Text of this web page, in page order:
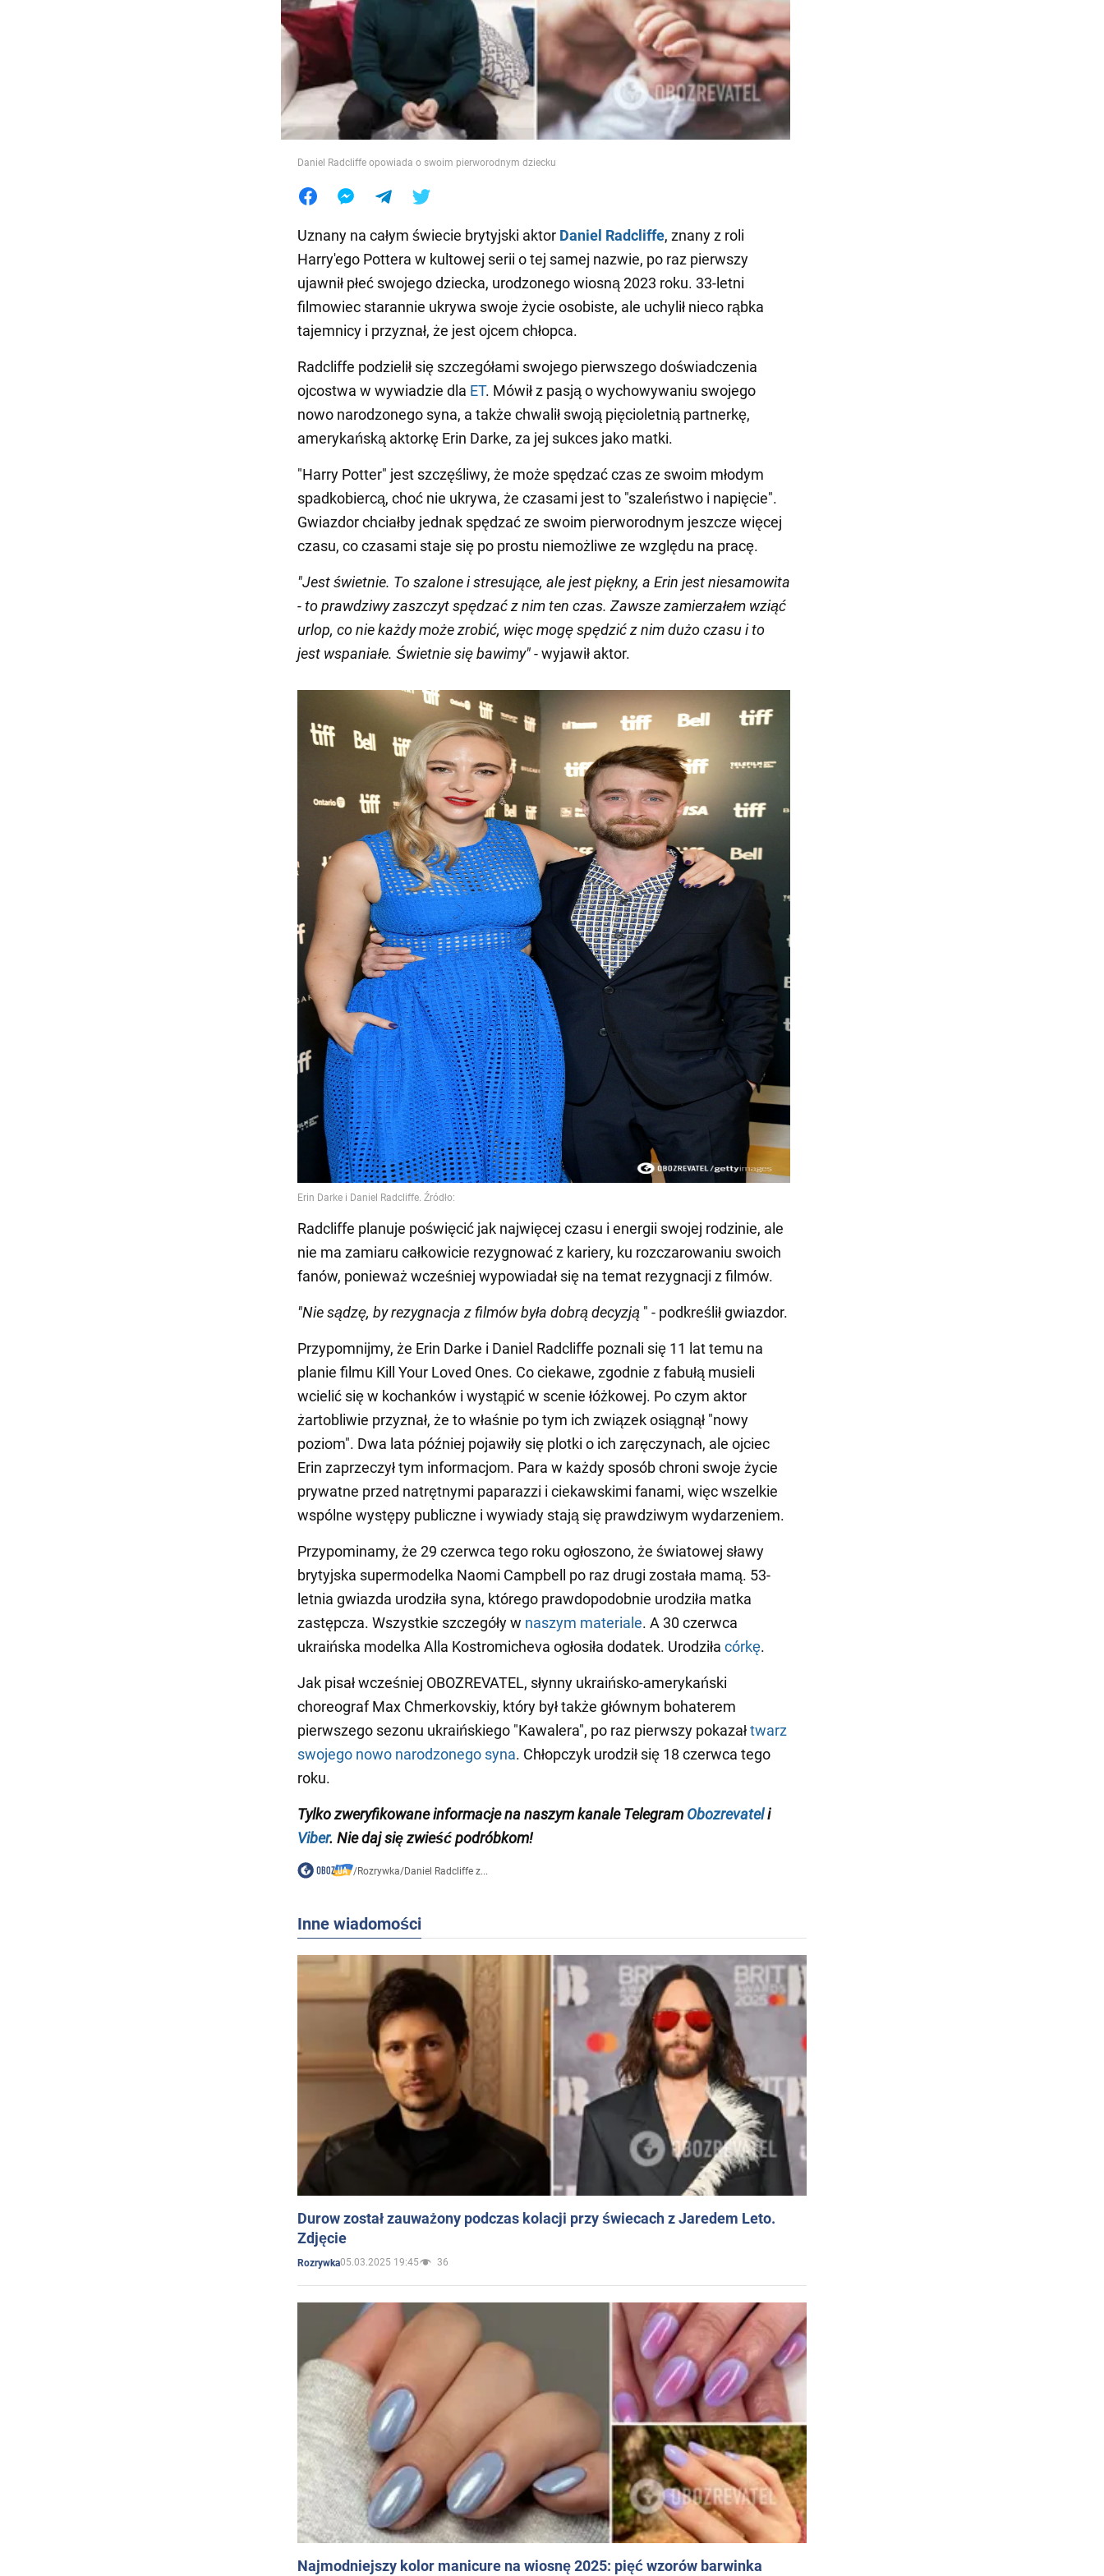
Jedzenie
Daniel Radcliffe opowiada o swoim pierworodnym dziecku
Uznany na całym świecie brytyjski aktor Daniel Radcliffe, znany z roli
Harry'ego Pottera w kultowej serii o tej samej nazwie, po raz pierwszy
ujawnił płeć swojego dziecka, urodzonego wiosną 2023 roku. 33-letni
filmowiec starannie ukrywa swoje życie osobiste, ale uchylił nieco rąbka
tajemnicy i przyznał, że jest ojcem chłopca.
Radcliffe podzielił się szczegółami swojego pierwszego doświadczenia
ojcostwa w wywiadzie dla ET. Mówił z pasją o wychowywaniu swojego
nowo narodzonego syna, a także chwalił swoją pięcioletnią partnerkę,
amerykańską aktorkę Erin Darke, za jej sukces jako matki.
"Harry Potter" jest szczęśliwy, że może spędzać czas ze swoim młodym
spadkobiercą, choć nie ukrywa, że czasami jest to "szaleństwo i napięcie".
Gwiazdor chciałby jednak spędzać ze swoim pierworodnym jeszcze więcej
czasu, co czasami staje się po prostu niemożliwe ze względu na pracę.
"Jest świetnie. To szalone i stresujące, ale jest piękny, a Erin jest niesamowita
- to prawdziwy zaszczyt spędzać z nim ten czas. Zawsze zamierzałem wziąć
urlop, co nie każdy może zrobić, więc mogę spędzić z nim dużo czasu i to
jest wspaniałe. Świetnie się bawimy"- wyjawił aktor.
Radcliffe planuje poświęcić jak najwięcej czasu i energii swojej rodzinie, ale
nie ma zamiaru całkowicie rezygnować z kariery, ku rozczarowaniu swoich
fanów, ponieważ wcześniej wypowiadał się na temat rezygnacji z filmów.
"Nie sądzę, by rezygnacja z filmów była dobrą decyzją " - podkreślił gwiazdor.
Przypomnijmy, że Erin Darke i Daniel Radcliffe poznali się 11 lat temu na
planie filmu Kill Your Loved Ones. Co ciekawe, zgodnie z fabułą musieli
wcielić się w kochanków i wystąpić w scenie łóżkowej. Po czym aktor
żartobliwie przyznał, że to właśnie po tym ich związek osiągnął "nowy
poziom". Dwa lata później pojawiły się plotki o ich zaręczynach, ale ojciec
Erin zaprzeczył tym informacjom. Para w każdy sposób chroni swoje życie
prywatne przed natrętnymi paparazzi i ciekawskimi fanami, więc wszelkie
wspólne występy publiczne i wywiady stają się prawdziwym wydarzeniem.
Przypominamy, że 29 czerwca tego roku ogłoszono, że światowej sławy
brytyjska supermodelka Naomi Campbell po raz drugi została mamą. 53-
letnia gwiazda urodziła syna, którego prawdopodobnie urodziła matka
zastępcza. Wszystkie szczegóły w naszym materiale. A 30 czerwca
ukraińska modelka Alla Kostromicheva ogłosiła dodatek. Urodziła córkę.
Jak pisał wcześniej OBOZREVATEL, słynny ukraińsko-amerykański
choreograf Max Chmerkovskiy, który był także głównym bohaterem
pierwszego sezonu ukraińskiego "Kawalera", po raz pierwszy pokazałtwarz
swojego nowo narodzonego syna. Chłopczyk urodził się 18 czerwca tego
roku.
Tylkozweryfikowane informacje na naszym kanale Telegram Obozrevateli
Viber. Nie daj się zwieść podróbkom!
/Rozrywka/Daniel Radcliffe z...
Inne wiadomości
Durow został zauważony podczas kolacji przy świecach z Jaredem Leto.
Zdjęcie
Rozrywka05.03.2025 19:45 36
Najmodniejszy kolor manicure na wiosnę 2025: pięć wzorów barwinka